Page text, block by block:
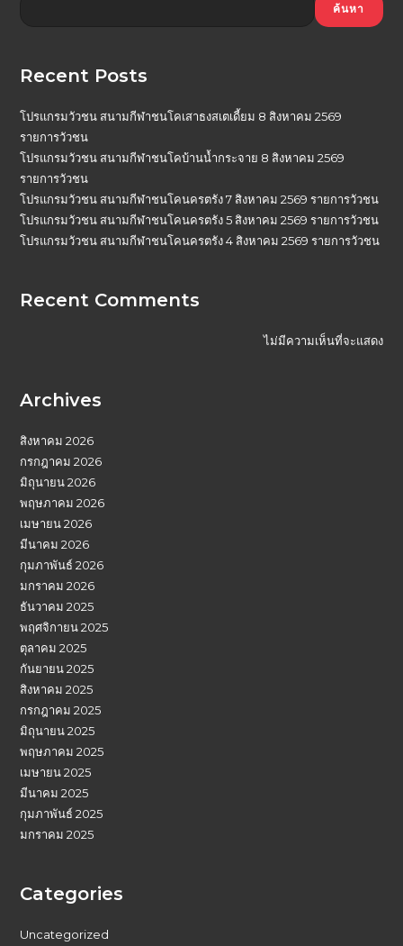
ค้นหา
Recent Posts
โปรแกรมวัวชน สนามกีฬาชนโคเสาธงสเตเดี้ยม 8 สิงหาคม 2569
รายการวัวชน
โปรแกรมวัวชน สนามกีฬาชนโคบ้านน้ำกระจาย 8 สิงหาคม 2569
รายการวัวชน
โปรแกรมวัวชน สนามกีฬาชนโคนครตรัง 7 สิงหาคม 2569 รายการวัวชน
โปรแกรมวัวชน สนามกีฬาชนโคนครตรัง 5 สิงหาคม 2569 รายการวัวชน
โปรแกรมวัวชน สนามกีฬาชนโคนครตรัง 4 สิงหาคม 2569 รายการวัวชน
Recent Comments
ไม่มีความเห็นที่จะแสดง
Archives
สิงหาคม 2026
กรกฎาคม 2026
มิถุนายน 2026
พฤษภาคม 2026
เมษายน 2026
มีนาคม 2026
กุมภาพันธ์ 2026
มกราคม 2026
ธันวาคม 2025
พฤศจิกายน 2025
ตุลาคม 2025
กันยายน 2025
สิงหาคม 2025
กรกฎาคม 2025
มิถุนายน 2025
พฤษภาคม 2025
เมษายน 2025
มีนาคม 2025
กุมภาพันธ์ 2025
มกราคม 2025
Categories
Uncategorized